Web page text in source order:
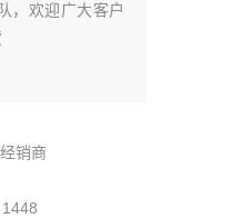
，欢迎广大客户
经销商
1448